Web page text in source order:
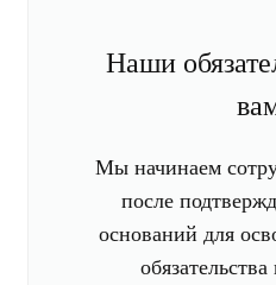
Наши
Мы начинаем
после
оснований для